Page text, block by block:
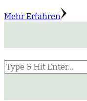
Mehr Erfahren
Looking
for